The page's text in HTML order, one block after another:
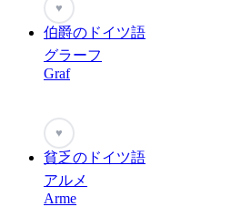
♥
伯爵のドイツ語
グラーフ
Graf
♥
貧乏のドイツ語
アルメ
Arme